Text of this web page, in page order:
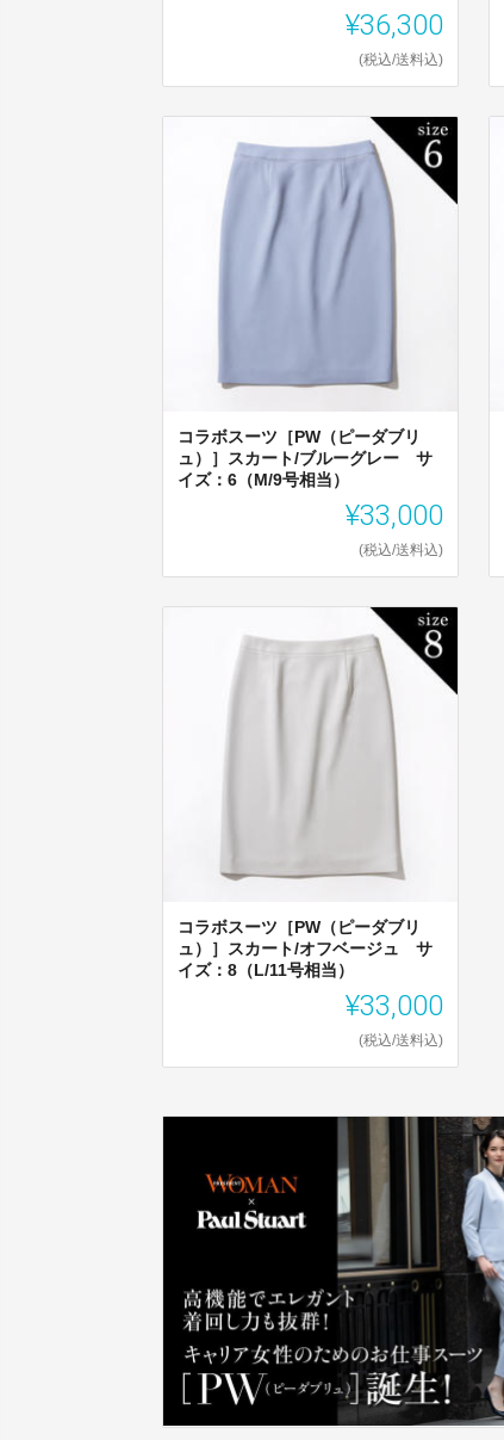
¥36,300
(税込/送料込)
コラボスーツ［PW（ピーダブリ
ュ）］スカート/ブルーグレー サ
イズ：6（M/9号相当）
¥33,000
(税込/送料込)
コラボスーツ［PW（ピーダブリ
ュ）］スカート/オフベージュ サ
イズ：8（L/11号相当）
¥33,000
(税込/送料込)